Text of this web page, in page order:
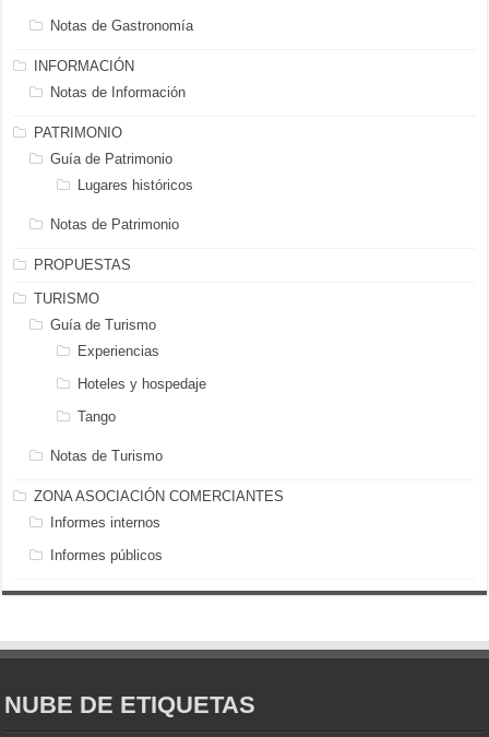
Notas de Gastronomía
INFORMACIÓN
Notas de Información
PATRIMONIO
Guía de Patrimonio
Lugares históricos
Notas de Patrimonio
PROPUESTAS
TURISMO
Guía de Turismo
Experiencias
Hoteles y hospedaje
Tango
Notas de Turismo
ZONA ASOCIACIÓN COMERCIANTES
Informes internos
Informes públicos
NUBE DE ETIQUETAS